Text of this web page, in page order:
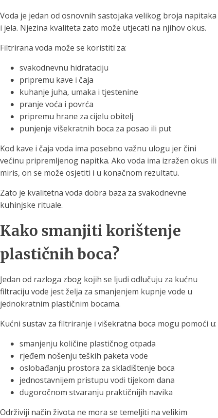
Voda je jedan od osnovnih sastojaka velikog broja napitaka
i jela. Njezina kvaliteta zato može utjecati na njihov okus.
Filtrirana voda može se koristiti za:
svakodnevnu hidrataciju
pripremu kave i čaja
kuhanje juha, umaka i tjestenine
pranje voća i povrća
pripremu hrane za cijelu obitelj
punjenje višekratnih boca za posao ili put
Kod kave i čaja voda ima posebno važnu ulogu jer čini
većinu pripremljenog napitka. Ako voda ima izražen okus ili
miris, on se može osjetiti i u konačnom rezultatu.
Zato je kvalitetna voda dobra baza za svakodnevne
kuhinjske rituale.
Kako smanjiti korištenje
plastičnih boca?
Jedan od razloga zbog kojih se ljudi odlučuju za kućnu
filtraciju vode jest želja za smanjenjem kupnje vode u
jednokratnim plastičnim bocama.
Kućni sustav za filtriranje i višekratna boca mogu pomoći u:
smanjenju količine plastičnog otpada
rjeđem nošenju teških paketa vode
oslobađanju prostora za skladištenje boca
jednostavnijem pristupu vodi tijekom dana
dugoročnom stvaranju praktičnijih navika
Održiviji način života ne mora se temeljiti na velikim